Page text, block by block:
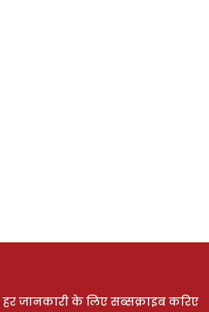
जानकारी के लिए सब्सक्राइब करिए